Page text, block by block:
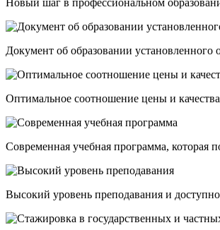
Новый шаг в профессиональном
Документ об образовании установленного
Оптимальное соотношение цены и
Современная учебная программа, которая
Высокий уровень преподавания и